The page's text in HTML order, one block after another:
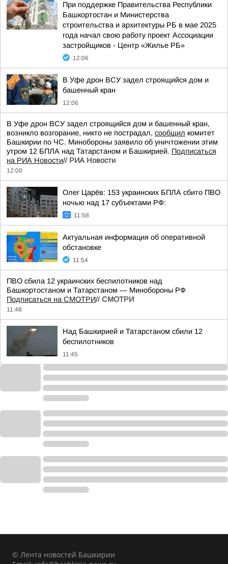
При поддержке Правительства Республики
Башкортостан и Министерства
строительства и архитектуры РБ в мае 2025
года начал свою работу проект Ассоциации
застройщиков - Центр «Жилье РБ»
12:06
В Уфе дрон ВСУ задел строящийся дом и
башенный кран
12:06
В Уфе дрон ВСУ задел строящийся дом и башенный кран,
возникло возгорание, никто не пострадал, сообщил комитет
Башкирии по ЧС. Минобороны заявило об уничтожении этим
утром 12 БПЛА над Татарстаном и Башкирией. Подписаться
на РИА Новости// РИА Новости
12:00
Олег Царёв: 153 украинских БПЛА сбито ПВО
ночью над 17 субъектами РФ:
11:58
Актуальная информация об оперативной
обстановке
11:54
ПВО сбила 12 украинских беспилотников над
Башкортостаном и Татарстаном — Минобороны РФ
Подписаться на СМОТРИ// СМОТРИ
11:48
Над Башкирией и Татарстаном сбили 12
беспилотников
11:45
© Лента новостей Башкирии